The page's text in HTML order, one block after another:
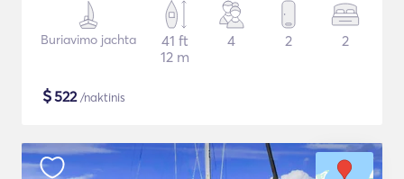
Buriavimo jachta
41 ft
12 m
4 2 2
$522/naktinis